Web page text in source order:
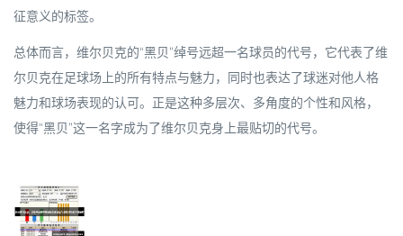
征意义的标签。
总体而言，维尔贝克的“黑贝”绰号远超一名球员的代号，它代表了维
尔贝克在足球场上的所有特点与魅力，同时也表达了球迷对他人格
魅力和球场表现的认可。正是这种多层次、多角度的个性和风格，
使得“黑贝”这一名字成为了维尔贝克身上最贴切的代号。